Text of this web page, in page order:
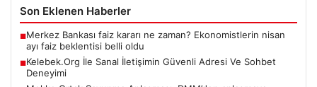
Son Eklenen Haberler
■Merkez Bankası faiz kararı ne zaman? Ekonomistlerin nisan
ayı faiz beklentisi belli oldu
■Kelebek.Org İle Sanal İletişimin Güvenli Adresi Ve Sohbet
Deneyimi